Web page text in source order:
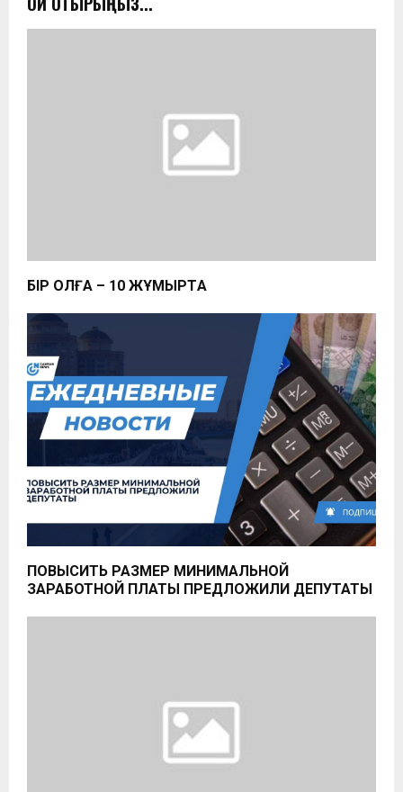
БІР ҚОЛҒА – 10 ЖҰМЫРТҚА
ПОВЫСИТЬ РАЗМЕР МИНИМАЛЬНОЙ
ЗАРАБОТНОЙ ПЛАТЫ ПРЕДЛОЖИЛИ ДЕПУТАТЫ